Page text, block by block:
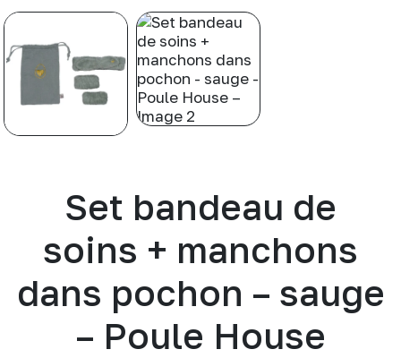
Set bandeau de
soins + manchons
dans pochon – sauge
– Poule House